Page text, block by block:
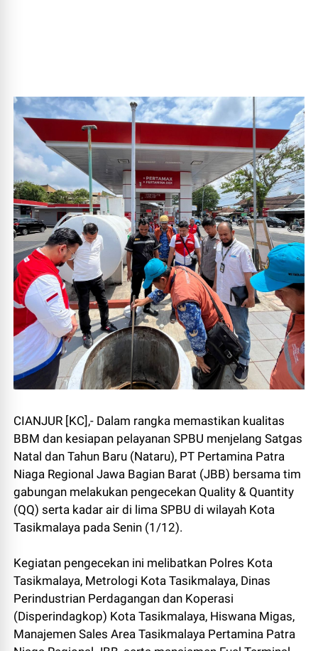
CIANJUR [KC],- Dalam rangka memastikan kualitas
BBM dan kesiapan pelayanan SPBU menjelang Satgas
Natal dan Tahun Baru (Nataru), PT Pertamina Patra
Niaga Regional Jawa Bagian Barat (JBB) bersama tim
gabungan melakukan pengecekan Quality & Quantity
(QQ) serta kadar air di lima SPBU di wilayah Kota
Tasikmalaya pada Senin (1/12).
Kegiatan pengecekan ini melibatkan Polres Kota
Tasikmalaya, Metrologi Kota Tasikmalaya, Dinas
Perindustrian Perdagangan dan Koperasi
(Disperindagkop) Kota Tasikmalaya, Hiswana Migas,
Manajemen Sales Area Tasikmalaya Pertamina Patra